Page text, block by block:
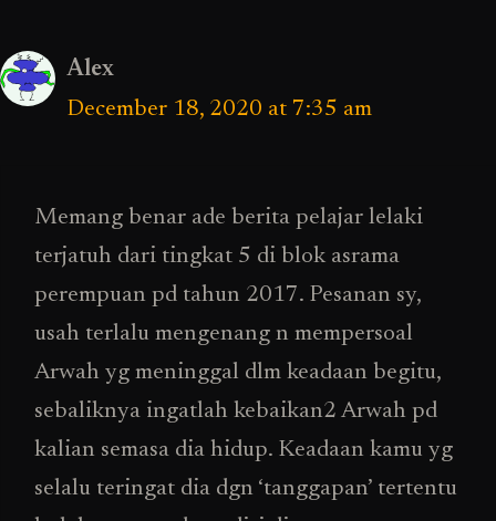
Alex
December 18, 2020 at 7:35 am
Memang benar ade berita pelajar lelaki
terjatuh dari tingkat 5 di blok asrama
perempuan pd tahun 2017. Pesanan sy,
usah terlalu mengenang n mempersoal
Arwah yg meninggal dlm keadaan begitu,
sebaliknya ingatlah kebaikan2 Arwah pd
kalian semasa dia hidup. Keadaan kamu yg
selalu teringat dia dgn ‘tanggapan’ tertentu